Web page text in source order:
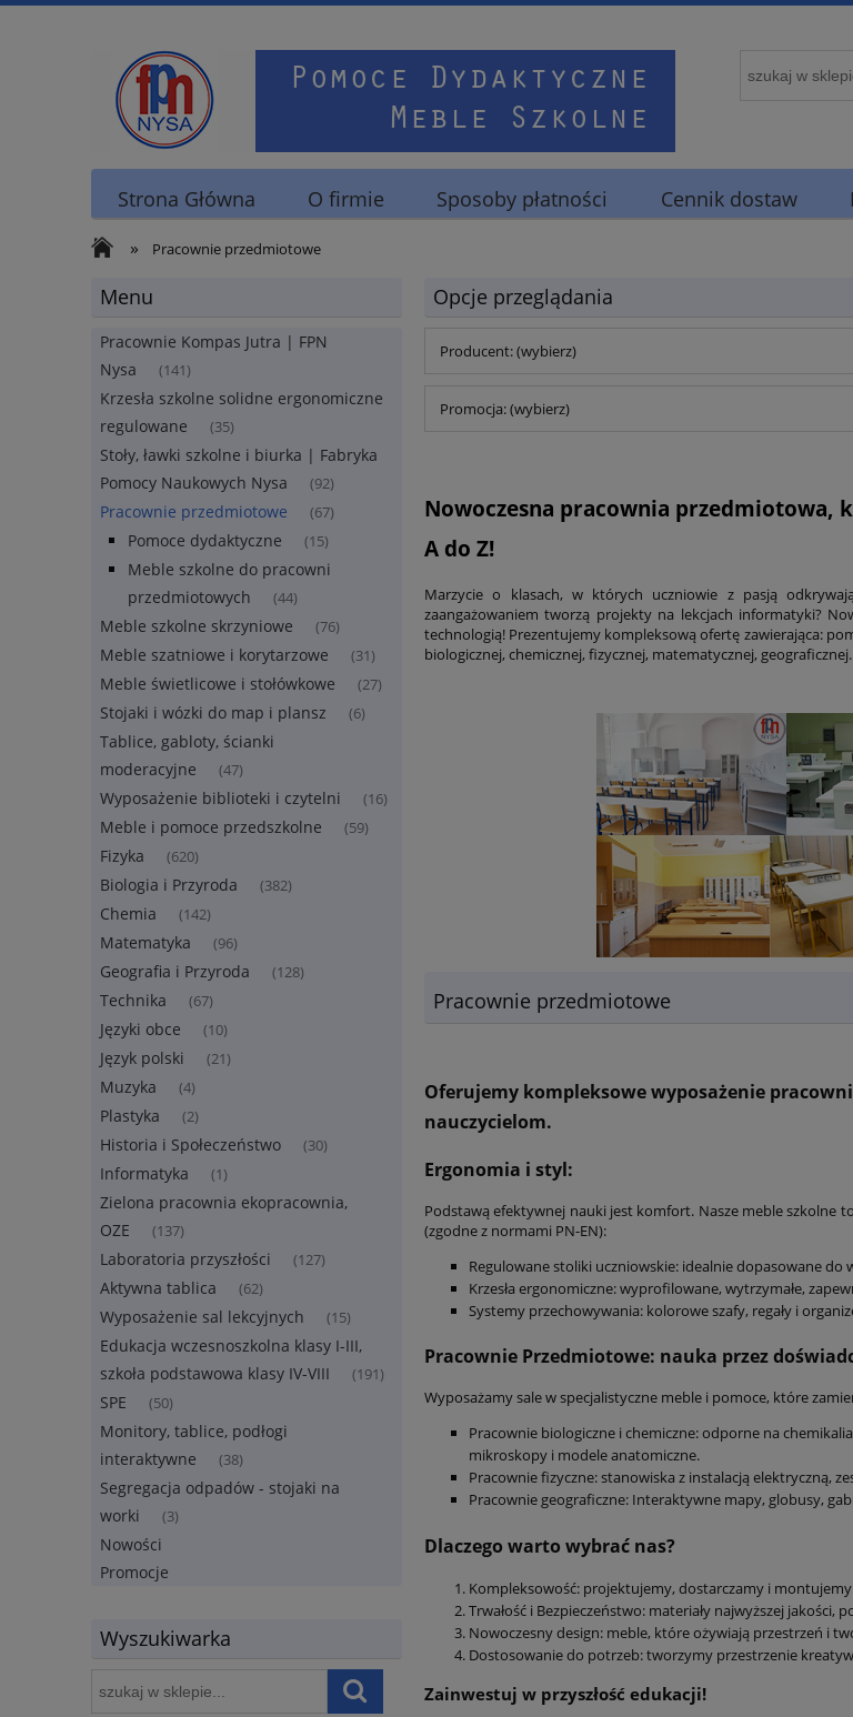
Strona Główna O firmie Sposoby płatności Cennik dostaw
» Pracownie przedmiotowe
Menu
Pracownie Kompas Jutra | FPN
Nysa
(141)
Krzesła szkolne solidne ergonomiczne
regulowane
(35)
Stoły, ławki szkolne i biurka | Fabryka
Pomocy Naukowych Nysa
(92)
Pracownie przedmiotowe (67)
Pomoce dydaktyczne (15)
Meble szkolne do pracowni
przedmiotowych
(44)
Meble szkolne skrzyniowe (76)
Meble szatniowe i korytarzowe (31)
Meble świetlicowe i stołówkowe (27)
Stojaki i wózki do map i plansz (6)
Tablice, gabloty, ścianki
moderacyjne
(47)
Wyposażenie biblioteki i czytelni (16)
Meble i pomoce przedszkolne (59)
Fizyka (620)
Biologia i Przyroda (382)
Chemia (142)
Matematyka (96)
Geografia i Przyroda (128)
Technika (67)
Języki obce (10)
Język polski (21)
Muzyka (4)
Plastyka (2)
Historia i Społeczeństwo (30)
Informatyka (1)
Zielona pracownia ekopracownia,
OZE
(137)
Laboratoria przyszłości (127)
Aktywna tablica (62)
Wyposażenie sal lekcyjnych (15)
Edukacja wczesnoszkolna klasy I-III,
szkoła podstawowa klasy IV-VIII
(191)
SPE (50)
Monitory, tablice, podłogi
interaktywne
(38)
Segregacja odpadów - stojaki na
worki
(3)
Nowości
Promocje
Wyszukiwarka
Opcje przeglądania
Producent: (wybierz)
Promocja: (wybierz)
Nowoczesna pracownia przedmiotowa,
A do Z!
Marzycie o klasach, w których uczniowie z pasją
zaangażowaniem tworzą projekty na lekcjach informatyki?
technologią! Prezentujemy kompleksową ofertę zawierająca:
biologicznej, chemicznej, fizycznej, matematycznej, geograficznej.
Pracownie przedmiotowe
Oferujemy kompleksowe wyposażenie
nauczycielom.
Ergonomia i styl:
Podstawą efektywnej nauki jest komfort. Nasze meble szkolne
(zgodne z normami PN-EN):
Regulowane stoliki uczniowskie: idealnie dopasowane
Krzesła ergonomiczne: wyprofilowane, wytrzymałe,
Systemy przechowywania: kolorowe szafy, regały i
Pracownie Przedmiotowe: nauka przez
Wyposażamy sale w specjalistyczne meble i pomoce, które
Pracownie biologiczne i chemiczne: odporne na
mikroskopy i modele anatomiczne.
Pracownie fizyczne: stanowiska z instalacją elektryczną,
Pracownie geograficzne: Interaktywne mapy, globusy,
Dlaczego warto wybrać nas?
Kompleksowość: projektujemy, dostarczamy i
Trwałość i Bezpieczeństwo: materiały najwyższej
Nowoczesny design: meble, które ożywiają przestrzeń i
Dostosowanie do potrzeb: tworzymy przestrzenie
Zainwestuj w przyszłość edukacji!